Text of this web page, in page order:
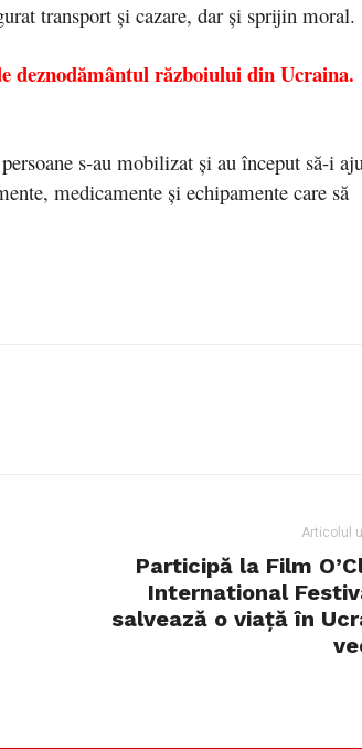
transport și cazare, dar și sprijin moral.
deznodământul războiului din Ucraina.
s-au mobilizat și au început să-i
medicamente și echipamente care să
Articolul
Participă la Film
International
salvează o viață în